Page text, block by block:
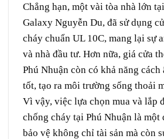
Chẳng hạn, một vài tòa nhà lớn
Galaxy Nguyễn Du, đã sử dụng
cháy chuẩn UL 10C, mang lại sự
và nhà đầu tư. Hơn nữa, giá cửa
Phú Nhuận còn có khả năng
tốt, tạo ra môi trường sống thoải
Vì vậy, việc lựa chọn mua và lắp
chống cháy tại Phú Nhuận là một
bảo vệ không chỉ tài sản mà còn